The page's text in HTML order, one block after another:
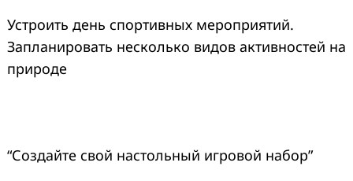
Устроить день спортивных мероприятий.
Запланировать несколько видов активностей на
природе
“Создайте свой настольный игровой набор”